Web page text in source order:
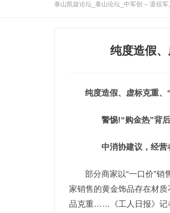
泰山凯旋论坛_泰山论坛_中军创 – 退役
纯度造假
纯度造假、虚标克重
警惕!“购金热”背后
中消协建议，经营者
部分商家以“一口价”
家销售的黄金饰品存在材
品克重……《工人日报》记